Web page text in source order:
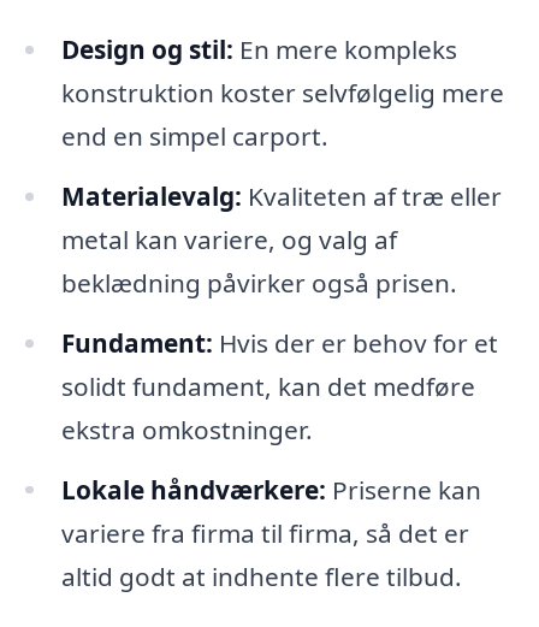
Design og stil: En mere kompleks
konstruktion koster selvfølgelig mere
end en simpel carport.
Materialevalg: Kvaliteten af træ eller
metal kan variere, og valg af
beklædning påvirker også prisen.
Fundament: Hvis der er behov for et
solidt fundament, kan det medføre
ekstra omkostninger.
Lokale håndværkere: Priserne kan
variere fra firma til firma, så det er
altid godt at indhente flere tilbud.